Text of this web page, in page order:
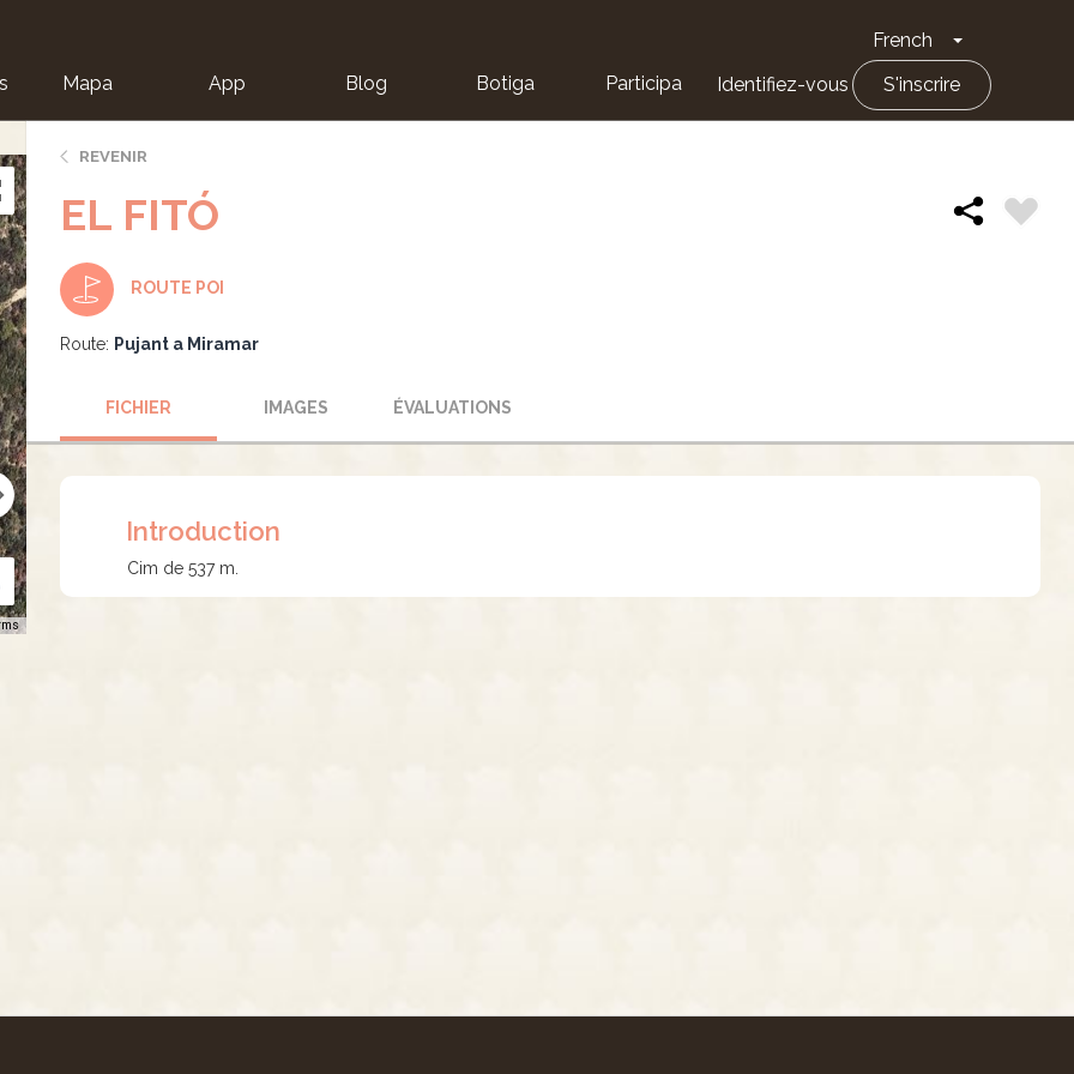
French Toggle
Mapa App Blog Botiga Participa Identifiez-vous S'inscrire
REVENIR
EL FITÓ
ROUTE POI
Route: Pujant a Miramar
FICHIER IMAGES ÉVALUATIONS
Introduction
Cim de 537 m.